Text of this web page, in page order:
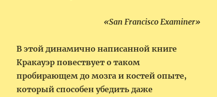
«San Francisco Examiner»
В этой динамично написанной книге
Кракауэр повествует о таком
пробирающем до мозга и костей опыте,
который способен убедить даже